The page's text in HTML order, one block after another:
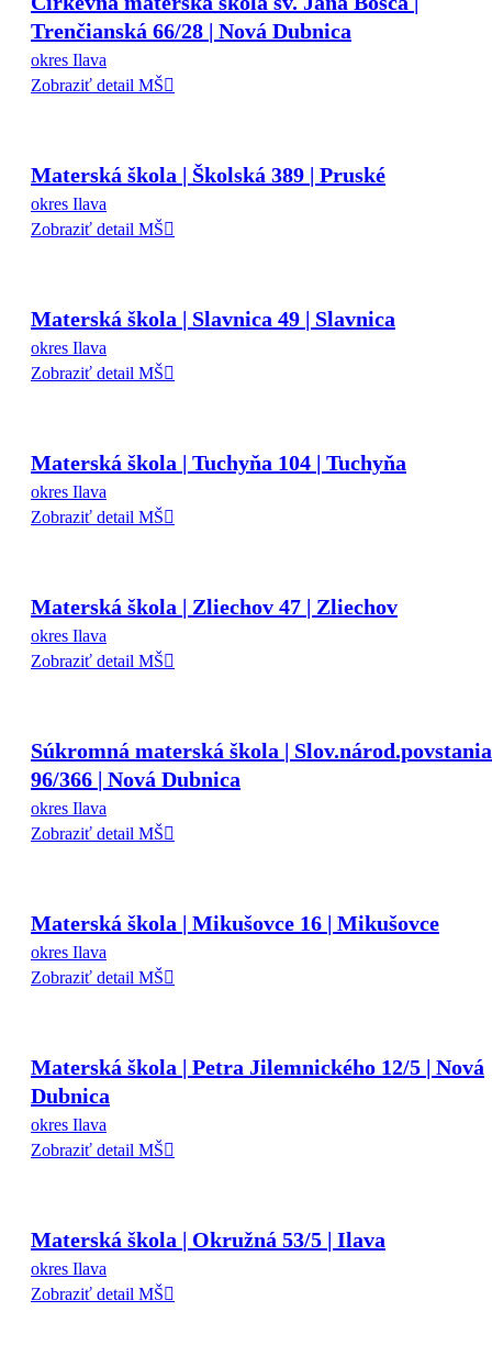
Trenčianská 66/28 | Nová Dubnica
okres Ilava
Zobraziť detail MŠ
Materská škola | Školská 389 | Pruské
okres Ilava
Zobraziť detail MŠ
Materská škola | Slavnica 49 | Slavnica
okres Ilava
Zobraziť detail MŠ
Materská škola | Tuchyňa 104 | Tuchyňa
okres Ilava
Zobraziť detail MŠ
Materská škola | Zliechov 47 | Zliechov
okres Ilava
Zobraziť detail MŠ
Súkromná materská škola | Slov.národ.povstania
96/366 | Nová Dubnica
okres Ilava
Zobraziť detail MŠ
Materská škola | Mikušovce 16 | Mikušovce
okres Ilava
Zobraziť detail MŠ
Materská škola | Petra Jilemnického 12/5 | Nová
Dubnica
okres Ilava
Zobraziť detail MŠ
Materská škola | Okružná 53/5 | Ilava
okres Ilava
Zobraziť detail MŠ